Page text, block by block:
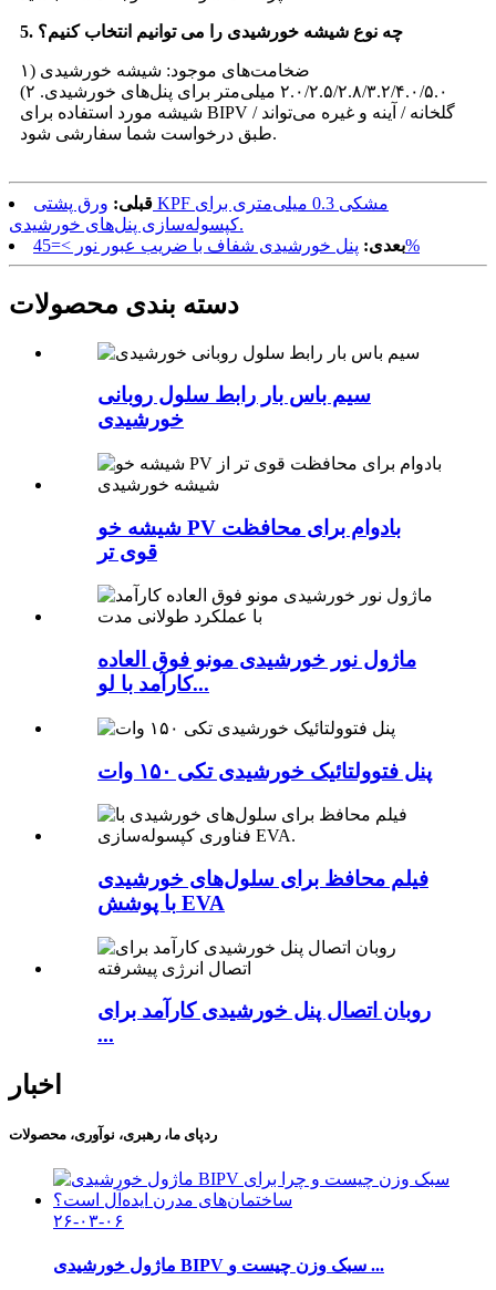
5. چه نوع شیشه خورشیدی را می توانیم انتخاب کنیم؟
۱) ضخامت‌های موجود: شیشه خورشیدی
۲.۰/۲.۵/۲.۸/۳.۲/۴.۰/۵.۰ میلی‌متر برای پنل‌های خورشیدی. ۲)
شیشه مورد استفاده برای BIPV / گلخانه / آینه و غیره می‌تواند
طبق درخواست شما سفارشی شود.
قبلی: ورق پشتی KPF مشکی 0.3 میلی‌متری برای
کپسوله‌سازی پنل‌های خورشیدی.
بعدی:پنل خورشیدی شفاف با ضریب عبور نور >=45%
دسته بندی محصولات
سیم باس بار رابط سلول روبانی
خورشیدی
شیشه خو PV بادوام برای محافظت
قوی تر
ماژول نور خورشیدی مونو فوق العاده
کارآمد با لو...
پنل فتوولتائیک خورشیدی تکی ۱۵۰ وات
فیلم محافظ برای سلول‌های خورشیدی
با پوشش EVA
روبان اتصال پنل خورشیدی کارآمد برای
...
اخبار
ردپای ما، رهبری، نوآوری، محصولات
۲۶-۰۳-۰۶
ماژول خورشیدی BIPV سبک وزن چیست و ...